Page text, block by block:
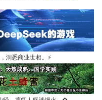
洞悉商业世相。 ⚡